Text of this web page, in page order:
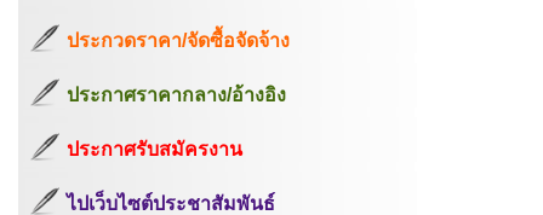
ประกวดราคา/จัดซื้อจัดจ้าง
ประกาศราคากลาง/อ้างอิง
ประกาศรับสมัครงาน
ไปเว็บไซต์ประชาสัมพันธ์